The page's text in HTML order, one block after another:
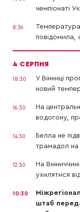
чемпіонаті
8:36
Температура
повідомила,
4 СЕРПНЯ
18:30
У Вінниці
новий
16:30
На
водогону,
14:30
Белла не
трамадол на
12:30
На
ухилятися
10:30
штаб